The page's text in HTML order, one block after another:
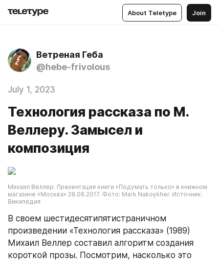
About Teletype Join
Ветреная Геба
@hebe-frivolous
July 1, 2023
Технология рассказа по М.
Веллеру. Замысел и
композиция
Михаил Веллер. Презентация книги «Подумать только» в книжном
магазине «Москва» 28.06.2017. Фото: Mark Nakoykher. Источник:
Википедия
В своем шестидесятипятистраничном
произведении «Технология рассказа» (1989)
Михаил Веллер составил алгоритм создания
короткой прозы. Посмотрим, насколько это